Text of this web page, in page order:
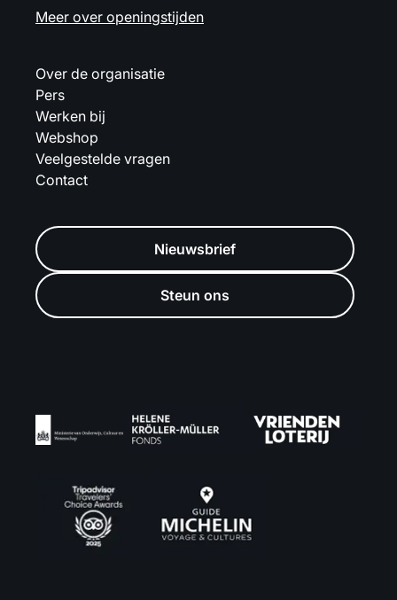
Meer over openingstijden
Over de organisatie
Pers
Werken bij
Webshop
Veelgestelde vragen
Contact
Nieuwsbrief
Steun ons